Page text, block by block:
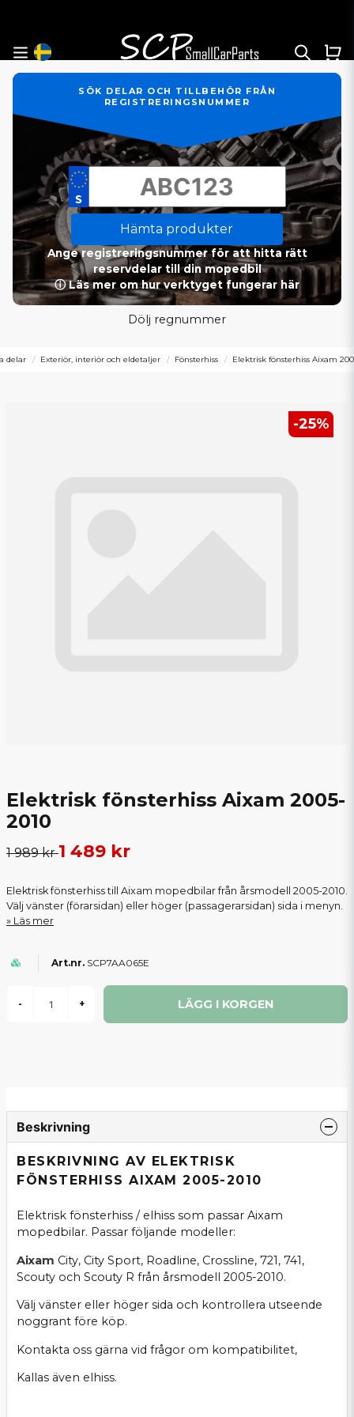
SÖK DELAR OCH TILLBEHÖR FRÅN
REGISTRERINGSNUMMER
Hämta produkter
Ange registreringsnummer för att hitta rätt
reservdelar till din mopedbil
ⓘ Läs mer om hur verktyget fungerar här
Dölj regnummer
delar Exteriör, interiör och eldetaljer Fönsterhiss Elektrisk fönsterhiss Aixam
-25%
Elektrisk fönsterhiss Aixam 2005-
2010
1 989 kr1 489 kr
Elektrisk fönsterhiss till Aixam mopedbilar från årsmodell 2005-2010.
Välj vänster (förarsidan) eller höger (passagerarsidan) sida i menyn.
Läs mer
SCP7AA065E
- + LÄGG I KORGEN
Beskrivning
BESKRIVNING AV ELEKTRISK
FÖNSTERHISS AIXAM 2005-2010
Elektrisk fönsterhiss / elhiss som passar Aixam
mopedbilar. Passar följande modeller:
Aixam City, City Sport, Roadline, Crossline, 721, 741,
Scouty och Scouty R från årsmodell 2005-2010.
Välj vänster eller höger sida och kontrollera utseende
noggrant före köp.
Kontakta oss gärna vid frågor om kompatibilitet,
Kallas även elhiss.